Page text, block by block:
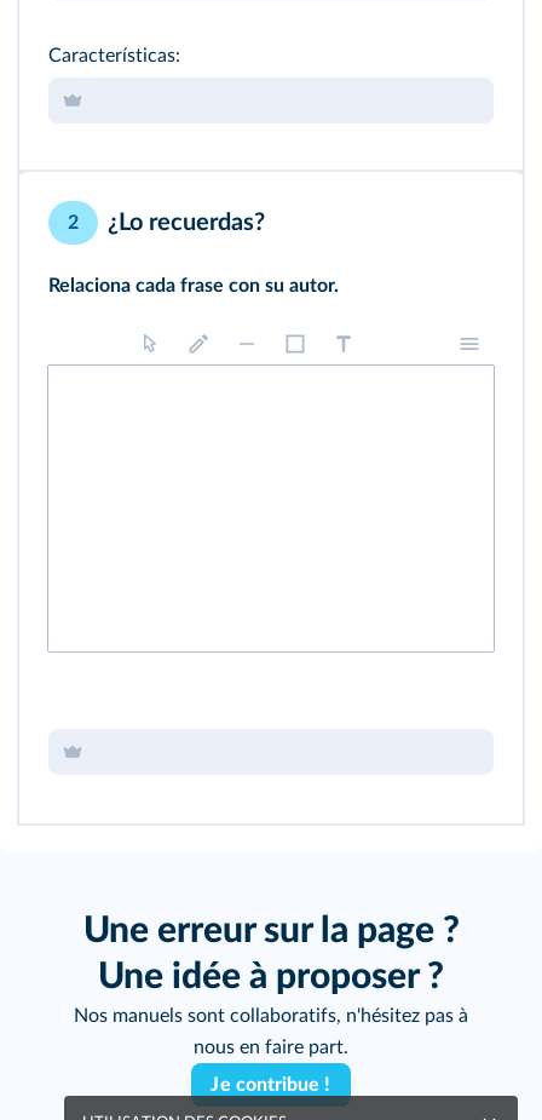
Características:
2 ¿Lo recuerdas?
Relaciona cada frase con su autor.
Une erreur sur la page ?
Une idée à proposer ?
Nos manuels sont collaboratifs, n'hésitez pas à
nous en faire part.
Je contribue !